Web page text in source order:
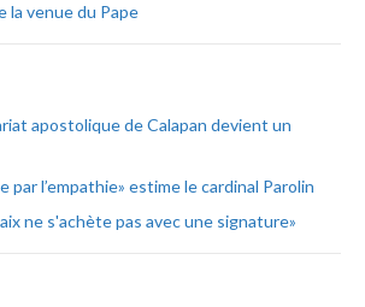
la venue du Pape
apostolique de Calapan devient un
par l’empathie» estime le cardinal Parolin
ne s'achète pas avec une signature»